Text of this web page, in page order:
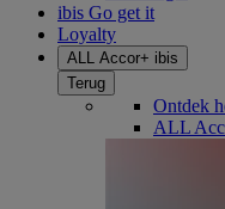
ibis Go get it
Loyalty
ALL Accor+ ibis
Terug
Ontdek
ALL